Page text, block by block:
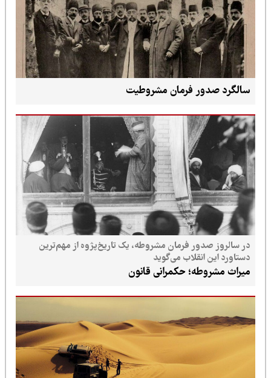
سالگرد صدور فرمان مشروطیت
در سالروز صدور فرمان مشروطه، یک تاریخ‌پژوه از مهم‌ترین
دستاورد این انقلاب می‌گوید
میراث مشروطه؛ حکمرانی قانون